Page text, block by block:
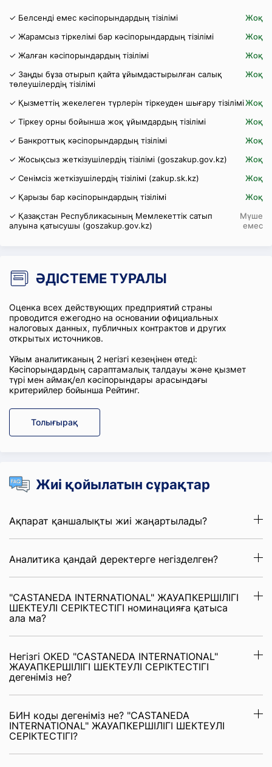
✓ Белсенді емес кәсіпорындардың тізілімі
Жоқ
✓ Жарамсыз тіркелімі бар кәсіпорындардың тізілімі
Жоқ
✓ Жалған кәсіпорындардың тізілімі
Жоқ
✓ Заңды бұза отырып қайта ұйымдастырылған салық
төлеушілердің тізілімі
Жоқ
✓ Қызметтің жекелеген түрлерін тіркеуден шығару тізіліміЖоқ
✓ Тіркеу орны бойынша жоқ ұйымдардың тізілімі
Жоқ
✓ Банкроттық кәсіпорындардың тізілімі
Жоқ
✓ Жосықсыз жеткізушілердің тізілімі (goszakup.gov.kz)
Жоқ
✓ Сенімсіз жеткізушілердің тізілімі (zakup.sk.kz)
Жоқ
✓ Қарызы бар кәсіпорындардың тізілімі
Жоқ
✓ Қазақстан Республикасының Мемлекеттік сатып
алуына қатысушы (goszakup.gov.kz)
Мүше
емес
ӘДІСТЕМЕ ТУРАЛЫ
Оценка всех действующих предприятий страны
проводится ежегодно на основании официальных
налоговых данных, публичных контрактов и других
открытых источников.
Ұйым аналитиканың 2 негізгі кезеңінен өтеді:
Кәсіпорындардың сараптамалық талдауы және қызмет
түрі мен аймақ/ел кәсіпорындары арасындағы
критерийлер бойынша Рейтинг.
Толығырақ
Жиі қойылатын сұрақтар
Ақпарат қаншалықты жиі жаңартылады?
Аналитика қандай деректерге негізделген?
"CASTANEDA INTERNATIONAL" ЖАУАПКЕРШІЛІГІ
ШЕКТЕУЛІ СЕРІКТЕСТІГІ номинацияға қатыса
ала ма?
Негізгі OKED "CASTANEDA INTERNATIONAL"
ЖАУАПКЕРШІЛІГІ ШЕКТЕУЛІ СЕРІКТЕСТІГІ
дегеніміз не?
БИН коды дегеніміз не? "CASTANEDA
INTERNATIONAL" ЖАУАПКЕРШІЛІГІ ШЕКТЕУЛІ
СЕРІКТЕСТІГІ?